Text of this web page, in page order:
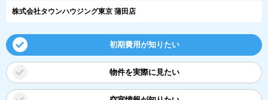
株式会社タウンハウジング東京 蒲田店
初期費用が知りたい
物件を実際に見たい